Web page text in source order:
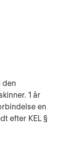
den
1 år
en
efter KEL §